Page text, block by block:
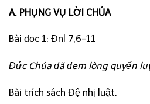
A. PHỤNG VỤ LỜI CHÚA
Bài đọc 1: Đnl 7,6-11
Đức Chúa đã đem lòng quyến
Bài trích sách Đệ nhị luật.